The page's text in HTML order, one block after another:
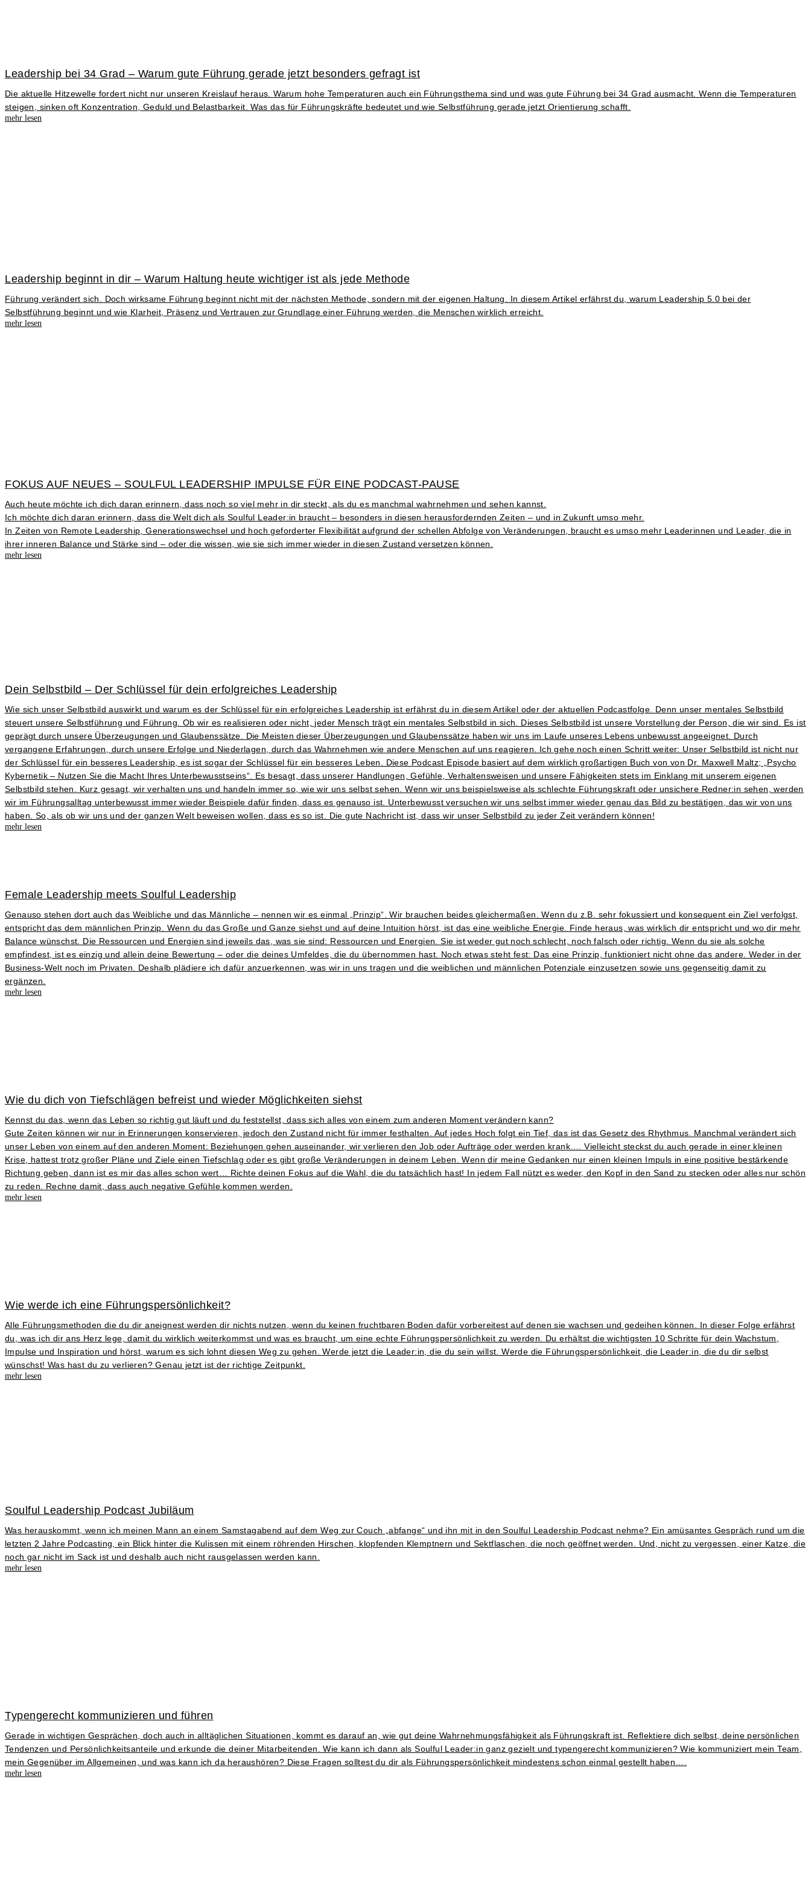
Leadership bei 34 Grad – Warum gute Führung gerade jetzt besonders gefragt ist
Die aktuelle Hitzewelle fordert nicht nur unseren Kreislauf heraus. Warum hohe Temperaturen auch ein Führungsthema sind und was gute Führung bei 34 Grad ausmacht. Wenn die Temperaturen
steigen, sinken oft Konzentration, Geduld und Belastbarkeit. Was das für Führungskräfte bedeutet und wie Selbstführung gerade jetzt Orientierung schafft.
mehr lesen
Leadership beginnt in dir – Warum Haltung heute wichtiger ist als jede Methode
Führung verändert sich. Doch wirksame Führung beginnt nicht mit der nächsten Methode, sondern mit der eigenen Haltung. In diesem Artikel erfährst du, warum Leadership 5.0 bei der
Selbstführung beginnt und wie Klarheit, Präsenz und Vertrauen zur Grundlage einer Führung werden, die Menschen wirklich erreicht.
mehr lesen
FOKUS AUF NEUES – SOULFUL LEADERSHIP IMPULSE FÜR EINE PODCAST-PAUSE
Auch heute möchte ich dich daran erinnern, dass noch so viel mehr in dir steckt, als du es manchmal wahrnehmen und sehen kannst.
Ich möchte dich daran erinnern, dass die Welt dich als Soulful Leader:in braucht – besonders in diesen herausfordernden Zeiten – und in Zukunft umso mehr.
In Zeiten von Remote Leadership, Generationswechsel und hoch geforderter Flexibilität aufgrund der schellen Abfolge von Veränderungen, braucht es umso mehr Leaderinnen und Leader, die in
ihrer inneren Balance und Stärke sind – oder die wissen, wie sie sich immer wieder in diesen Zustand versetzen können.
mehr lesen
Dein Selbstbild – Der Schlüssel für dein erfolgreiches Leadership
Wie sich unser Selbstbild auswirkt und warum es der Schlüssel für ein erfolgreiches Leadership ist erfährst du in diesem Artikel oder der aktuellen Podcastfolge. Denn unser mentales Selbstbild
steuert unsere Selbstführung und Führung. Ob wir es realisieren oder nicht, jeder Mensch trägt ein mentales Selbstbild in sich. Dieses Selbstbild ist unsere Vorstellung der Person, die wir sind. Es ist
geprägt durch unsere Überzeugungen und Glaubenssätze. Die Meisten dieser Überzeugungen und Glaubenssätze haben wir uns im Laufe unseres Lebens unbewusst angeeignet. Durch
vergangene Erfahrungen, durch unsere Erfolge und Niederlagen, durch das Wahrnehmen wie andere Menschen auf uns reagieren. Ich gehe noch einen Schritt weiter: Unser Selbstbild ist nicht nur
der Schlüssel für ein besseres Leadership, es ist sogar der Schlüssel für ein besseres Leben. Diese Podcast Episode basiert auf dem wirklich großartigen Buch von von Dr. Maxwell Maltz; „Psycho
Kybernetik – Nutzen Sie die Macht Ihres Unterbewusstseins“. Es besagt, dass unserer Handlungen, Gefühle, Verhaltensweisen und unsere Fähigkeiten stets im Einklang mit unserem eigenen
Selbstbild stehen. Kurz gesagt, wir verhalten uns und handeln immer so, wie wir uns selbst sehen. Wenn wir uns beispielsweise als schlechte Führungskraft oder unsichere Redner:in sehen, werden
wir im Führungsalltag unterbewusst immer wieder Beispiele dafür finden, dass es genauso ist. Unterbewusst versuchen wir uns selbst immer wieder genau das Bild zu bestätigen, das wir von uns
haben. So, als ob wir uns und der ganzen Welt beweisen wollen, dass es so ist. Die gute Nachricht ist, dass wir unser Selbstbild zu jeder Zeit verändern können!
mehr lesen
Female Leadership meets Soulful Leadership
Genauso stehen dort auch das Weibliche und das Männliche – nennen wir es einmal „Prinzip“. Wir brauchen beides gleichermaßen. Wenn du z.B. sehr fokussiert und konsequent ein Ziel verfolgst,
entspricht das dem männlichen Prinzip. Wenn du das Große und Ganze siehst und auf deine Intuition hörst, ist das eine weibliche Energie. Finde heraus, was wirklich dir entspricht und wo dir mehr
Balance wünschst. Die Ressourcen und Energien sind jeweils das, was sie sind: Ressourcen und Energien. Sie ist weder gut noch schlecht, noch falsch oder richtig. Wenn du sie als solche
empfindest, ist es einzig und allein deine Bewertung – oder die deines Umfeldes, die du übernommen hast. Noch etwas steht fest: Das eine Prinzip, funktioniert nicht ohne das andere. Weder in der
Business-Welt noch im Privaten. Deshalb plädiere ich dafür anzuerkennen, was wir in uns tragen und die weiblichen und männlichen Potenziale einzusetzen sowie uns gegenseitig damit zu
ergänzen.
mehr lesen
Wie du dich von Tiefschlägen befreist und wieder Möglichkeiten siehst
Kennst du das, wenn das Leben so richtig gut läuft und du feststellst, dass sich alles von einem zum anderen Moment verändern kann?
Gute Zeiten können wir nur in Erinnerungen konservieren, jedoch den Zustand nicht für immer festhalten. Auf jedes Hoch folgt ein Tief, das ist das Gesetz des Rhythmus. Manchmal verändert sich
unser Leben von einem auf den anderen Moment: Beziehungen gehen auseinander, wir verlieren den Job oder Aufträge oder werden krank…. Vielleicht steckst du auch gerade in einer kleinen
Krise, hattest trotz großer Pläne und Ziele einen Tiefschlag oder es gibt große Veränderungen in deinem Leben. Wenn dir meine Gedanken nur einen kleinen Impuls in eine positive bestärkende
Richtung geben, dann ist es mir das alles schon wert… Richte deinen Fokus auf die Wahl, die du tatsächlich hast! In jedem Fall nützt es weder, den Kopf in den Sand zu stecken oder alles nur schön
zu reden. Rechne damit, dass auch negative Gefühle kommen werden.
mehr lesen
Wie werde ich eine Führungspersönlichkeit?
Alle Führungsmethoden die du dir aneignest werden dir nichts nutzen, wenn du keinen fruchtbaren Boden dafür vorbereitest auf denen sie wachsen und gedeihen können. In dieser Folge erfährst
du, was ich dir ans Herz lege, damit du wirklich weiterkommst und was es braucht, um eine echte Führungspersönlichkeit zu werden. Du erhältst die wichtigsten 10 Schritte für dein Wachstum,
Impulse und Inspiration und hörst, warum es sich lohnt diesen Weg zu gehen. Werde jetzt die Leader:in, die du sein willst. Werde die Führungspersönlichkeit, die Leader:in, die du dir selbst
wünschst! Was hast du zu verlieren? Genau jetzt ist der richtige Zeitpunkt.
mehr lesen
Soulful Leadership Podcast Jubiläum
Was herauskommt, wenn ich meinen Mann an einem Samstagabend auf dem Weg zur Couch „abfange“ und ihn mit in den Soulful Leadership Podcast nehme? Ein amüsantes Gespräch rund um die
letzten 2 Jahre Podcasting, ein Blick hinter die Kulissen mit einem röhrenden Hirschen, klopfenden Klemptnern und Sektflaschen, die noch geöffnet werden. Und, nicht zu vergessen, einer Katze, die
noch gar nicht im Sack ist und deshalb auch nicht rausgelassen werden kann.
mehr lesen
Typengerecht kommunizieren und führen
Gerade in wichtigen Gesprächen, doch auch in alltäglichen Situationen, kommt es darauf an, wie gut deine Wahrnehmungsfähigkeit als Führungskraft ist. Reflektiere dich selbst, deine persönlichen
Tendenzen und Persönlichkeitsanteile und erkunde die deiner Mitarbeitenden. Wie kann ich dann als Soulful Leader:in ganz gezielt und typengerecht kommunizieren? Wie kommuniziert mein Team,
mein Gegenüber im Allgemeinen, und was kann ich da heraushören? Diese Fragen solltest du dir als Führungspersönlichkeit mindestens schon einmal gestellt haben….
mehr lesen